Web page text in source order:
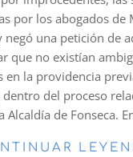
por los abogados de
negó una petición de
que no existían
en la providencia
del proceso
Alcaldía de Fonseca.